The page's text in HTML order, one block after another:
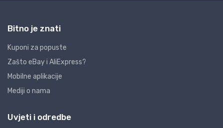
Bitno je znati
Kuponi za popuste
Zašto eBay i AliExpress?
Mobilne aplikacije
Mediji o nama
Uvjeti i odredbe